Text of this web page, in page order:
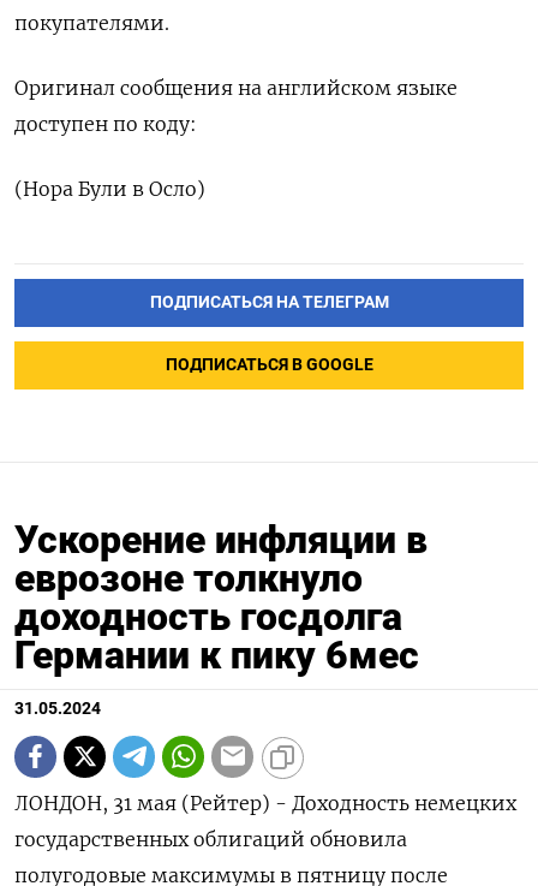
покупателями.
Оригинал сообщения на английском языке
доступен по коду:
(Нора Були в Осло)
ПОДПИСАТЬСЯ НА ТЕЛЕГРАМ
ПОДПИСАТЬСЯ В GOOGLE
Ускорение инфляции в
еврозоне толкнуло
доходность госдолга
Германии к пику 6мес
31.05.2024
ЛОНДОН, 31 мая (Рейтер) - Доходность немецких
государственных облигаций обновила
полугодовые максимумы в пятницу после